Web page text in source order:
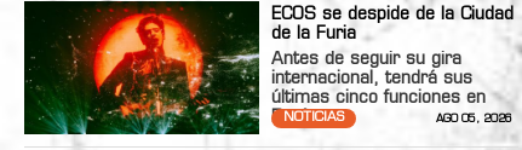
ECOS se despide de la Ciudad
de la Furia
Antes de seguir su gira
internacional, tendrá sus
últimas cinco funciones en
Bs.As.
NOTICIAS AGO 05, 2026